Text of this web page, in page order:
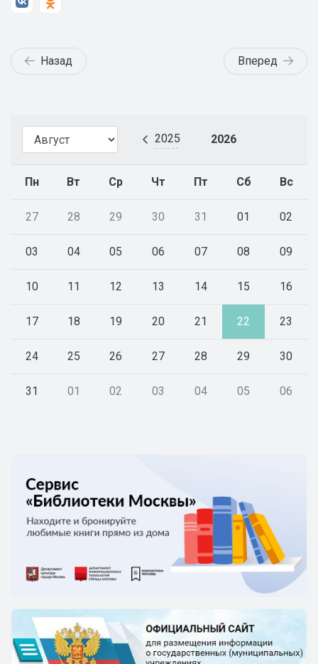
2025 2026
Пн Вт Ср Чт Пт Сб Вс
27 28 29 30 31 01 02
03 04 05 06 07 08 09
10 11 12 13 14 15 16
17 18 19 20 21 22 23
24 25 26 27 28 29 30
31 01 02 03 04 05 06
Назад Вперед